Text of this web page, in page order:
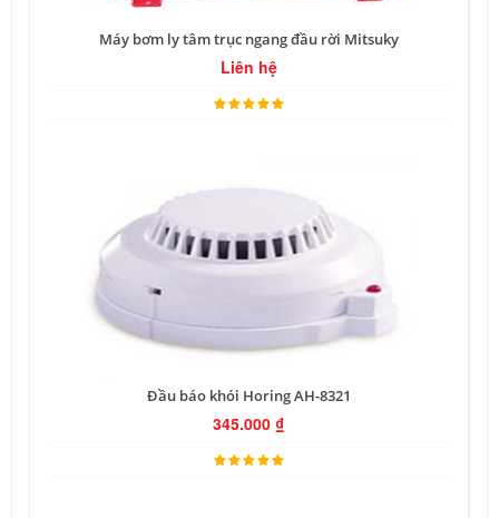
Máy bơm ly tâm trục ngang đầu rời Mitsuky
Liên hệ
Đầu báo khói Horing AH-8321
345.000 ₫